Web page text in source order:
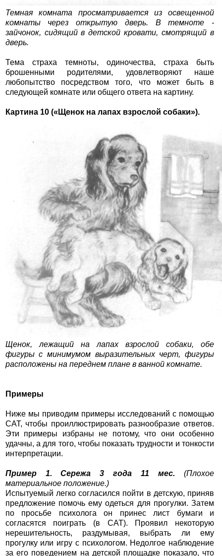
Темная комната просматривается из освещенной
комнаты через открытую дверь. В темноте -
зайчонок, сидящий в детской кровати, смотрящий в
дверь.
Тема страха темноты, одиночества, страха быть
брошенными родителями, удовлетворяют наше
любопытство посредством того, что может быть в
следующей комнате или общего ответа на картину.
Картина 10 («Щенок на лапах взрослой собаки»).
Щенок, лежащий на лапах взрослой собаки, обе
фигуры с минимумом выразительных черт, фигуры
расположены на переднем плане в ванной комнате.
Примеры
Ниже мы приводим примеры исследований с помощью
САТ, чтобы проиллюстрировать разнообразие ответов.
Эти примеры избраны не потому, что они особенно
удачны, а для того, чтобы показать трудности и тонкости
интерпретации.
Пример 1. Сережа 3 года 11 мес.(Плохое
материальное положение.)
Испытуемый легко согласился пойти в детскую, приняв
предложение помочь ему одеться для прогулки. Затем
по просьбе психолога он принес лист бумаги и
согласятся поиграть (в САТ). Проявил некоторую
нерешительность, раздумывая, выбрать ли ему
прогулку или игру с психологом. Недолгое наблюдение
за его поведением на детской площадке показало, что